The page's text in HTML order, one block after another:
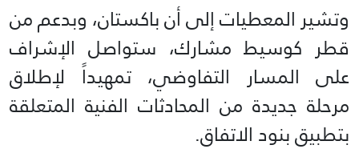
وتشير المعطيات إلى أن باكستان، وبدعم من
قطر كوسيط مشارك، ستواصل الإشراف
على المسار التفاوضي، تمهيداً لإطلاق
مرحلة جديدة من المحادثات الفنية المتعلقة
بتطبيق بنود الاتفاق.